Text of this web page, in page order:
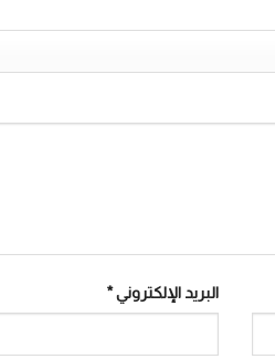
البريد الإلكتروني*